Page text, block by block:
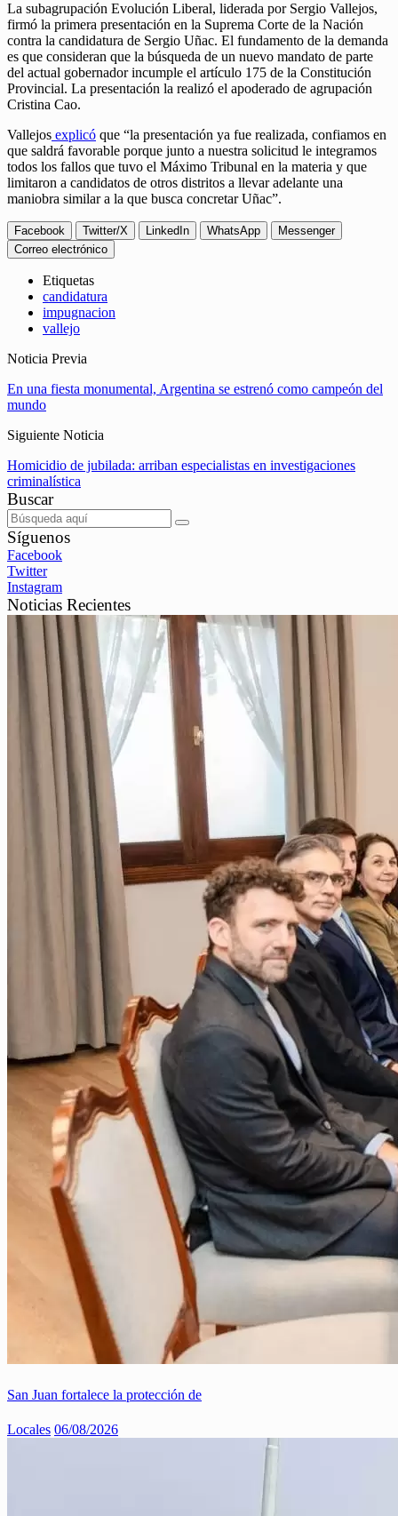
La subagrupación Evolución Liberal, liderada por Sergio Vallejos,
firmó la primera presentación en la Suprema Corte de la Nación
contra la candidatura de Sergio Uñac. El fundamento de la demanda
es que consideran que la búsqueda de un nuevo mandato de parte
del actual gobernador incumple el artículo 175 de la Constitución
Provincial. La presentación la realizó el apoderado de agrupación
Cristina Cao.
Vallejos explicó que “la presentación ya fue realizada, confiamos en
que saldrá favorable porque junto a nuestra solicitud le integramos
todos los fallos que tuvo el Máximo Tribunal en la materia y que
limitaron a candidatos de otros distritos a llevar adelante una
maniobra similar a la que busca concretar Uñac”.
Facebook Twitter/X LinkedIn WhatsApp
Messenger
Correo electrónico
Etiquetas
candidatura
impugnacion
vallejo
Noticia Previa
En una fiesta monumental, Argentina se estrenó como campeón del
mundo
Siguiente Noticia
Homicidio de jubilada: arriban especialistas en investigaciones
criminalística
Buscar
Síguenos
Facebook
Twitter
Instagram
Noticias Recientes
San Juan fortalece la protección de
Locales 06/08/2026